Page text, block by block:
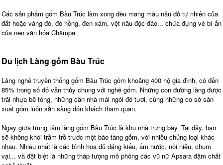
Các sản phẩm gốm Bàu Trúc làm xong đều mang màu nâu đỏ tự nhiên của
đất hoặc vàng đỏ, đỏ hồng, đen xám, vệt nâu độc đáo... chứa đựng vẻ bí ẩn
của nền văn hóa Chămpa.
Du lịch Làng gốm Bàu Trúc
Làng nghề truyền thống gốm Bàu Trúc gồm khoảng 400 hộ gia đình, có đến
85% trong số đó vẫn thủy chung với nghề gốm. Những con đường làng được
trải nhựa bê tông, những căn nhà mái ngói đỏ tươi, cùng những cơ sở sản
xuất gốm luôn sẵn sàng đón khách tham quan.
Ngay giữa trung tâm làng gốm Bàu Trúc là khu nhà trưng bày. Tại đây, bạn
sẽ không khỏi trầm trồ trước một bảo tàng gốm, với nhiều chủng loại khác
nhau. Nhiều nhất là các bình hoa đủ dáng kiểu, ấm nước, nồi niêu, chum
vại... và đặt biệt là những tháp tượng mô phỏng các vũ nữ Apsara đậm chất